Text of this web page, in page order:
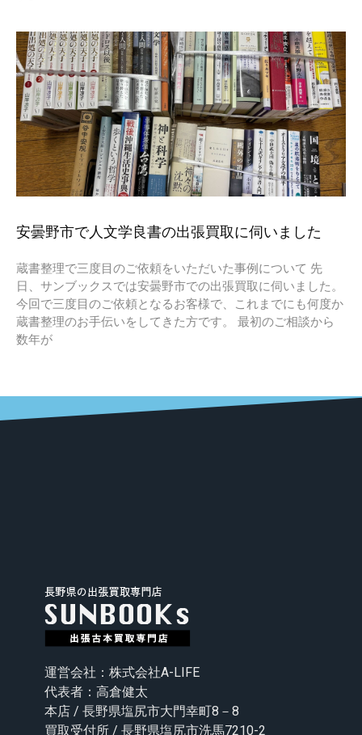
安曇野市で人文学良書の出張買取に伺いました
蔵書整理で三度目のご依頼をいただいた事例について 先
日、サンブックスでは安曇野市での出張買取に伺いました。
今回で三度目のご依頼となるお客様で、これまでにも何度か
蔵書整理のお手伝いをしてきた方です。 最初のご相談から
数年が
運営会社：株式会社A-LIFE
代表者：高倉健太
本店 / 長野県塩尻市大門幸町8－8
買取受付所 / 長野県塩尻市洗馬7210-2